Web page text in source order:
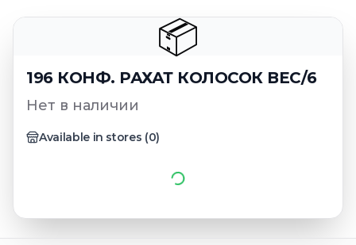
📦
196 КОНФ. РАХАТ КОЛОСОК ВЕС/6
Нет в наличии
Available in stores (0)